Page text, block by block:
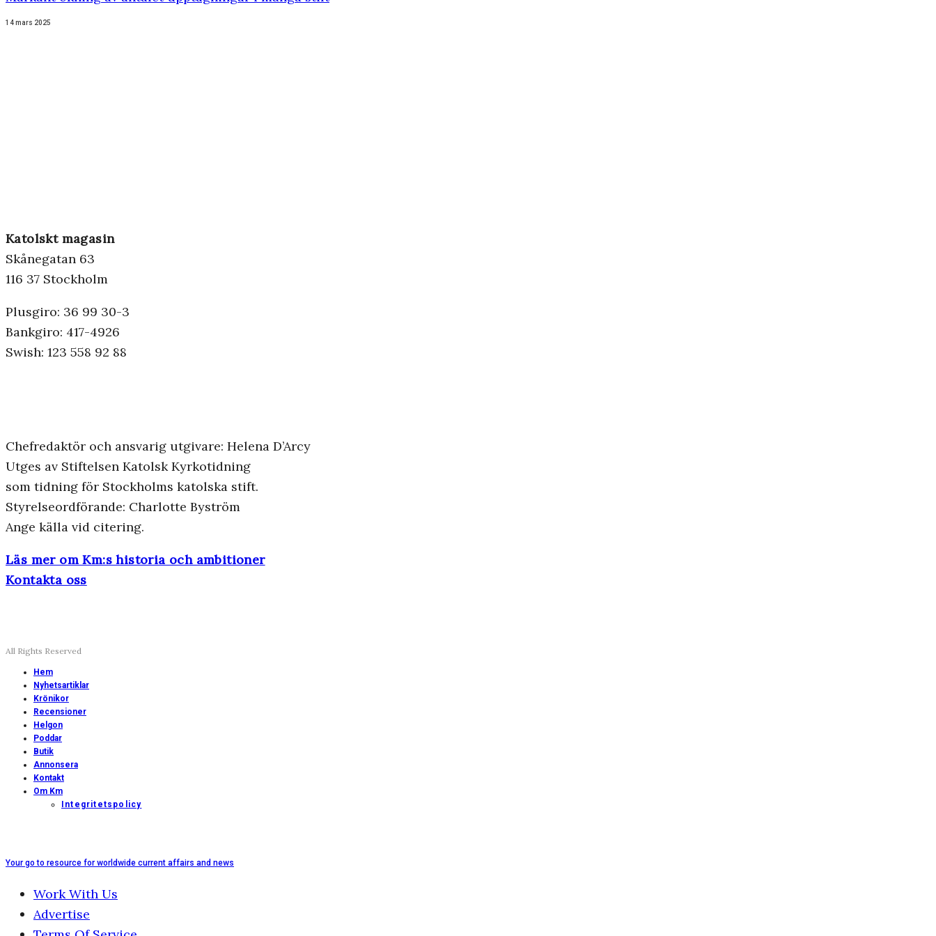
14 mars 2025
Katolskt magasin
Skånegatan 63
116 37 Stockholm
Plusgiro: 36 99 30-3
Bankgiro: 417-4926
Swish: 123 558 92 88
Chefredaktör och ansvarig utgivare: Helena D’Arcy
Utges av Stiftelsen Katolsk Kyrkotidning
som tidning för Stockholms katolska stift.
Styrelseordförande: Charlotte Byström
Ange källa vid citering.
Läs mer om Km:s historia och ambitioner
Kontakta oss
All Rights Reserved
Hem
Nyhetsartiklar
Krönikor
Recensioner
Helgon
Poddar
Butik
Annonsera
Kontakt
Om Km
Integritetspolicy
Your go to resource for worldwide current affairs and news
Work With Us
Advertise